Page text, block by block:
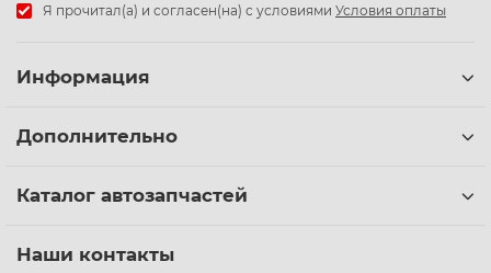
Я прочитал(а) и согласен(на) с условиями Условия оплаты
Информация
Дополнительно
Каталог автозапчастей
Наши контакты